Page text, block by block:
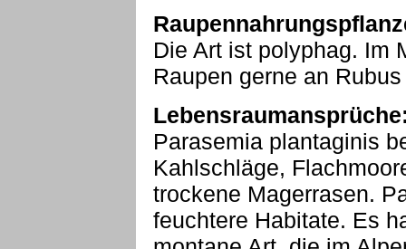
Die Art ist polyphag. Im
Raupen gerne an
Parasemia plantaginis
Kahlschläge,
trockene Magerrasen.
feuchtere Habitate. Es